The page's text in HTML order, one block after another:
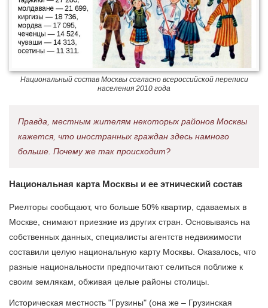
Национальный состав Москвы согласно всероссийской переписи
населения 2010 года
Правда, местным жителям некоторых районов Москвы
кажется, что иностранных граждан здесь намного
больше. Почему же так происходит?
Национальная карта Москвы и ее этнический состав
Риелторы сообщают, что больше 50% квартир, сдаваемых в
Москве, снимают приезжие из других стран. Основываясь на
собственных данных, специалисты агентств недвижимости
составили целую национальную карту Москвы. Оказалось, что
разные национальности предпочитают селиться поближе к
своим землякам, обживая целые районы столицы.
Историческая местность "Грузины" (она же – Грузинская